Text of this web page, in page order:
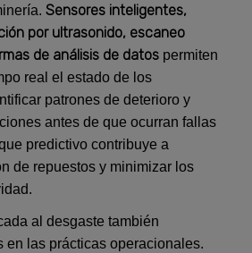
Sensores inteligentes,
por ultrasonido, escaneo
de análisis de datos permiten
real el estado de los
patrones de deterioro y
antes de que ocurran fallas
predictivo contribuye a
de repuestos y minimizar los
al desgaste también
en las prácticas operacionales.